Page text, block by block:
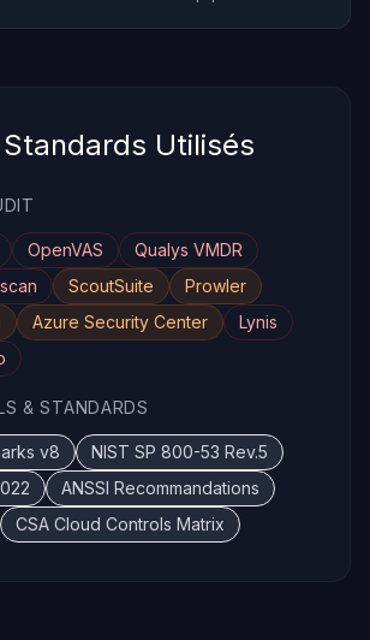
Utilisés
OpenVAS
Qualys VMDR
ScoutSuite
Prowler
Azure Security Center
Lynis
& STANDARDS
v8
NIST SP 800-53 Rev.5
ANSSI Recommandations
CSA Cloud Controls Matrix